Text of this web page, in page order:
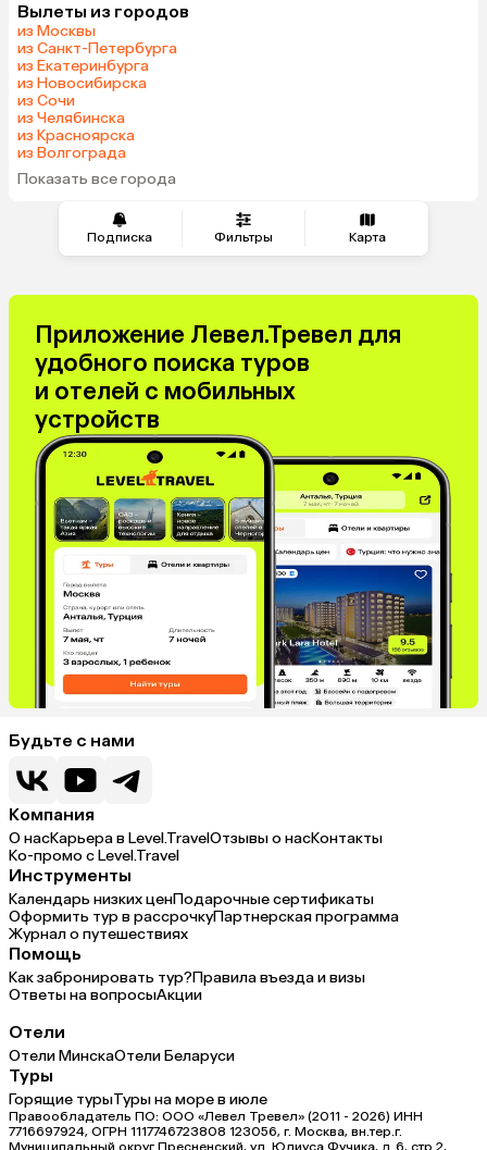
Подписка Фильтры Карта
Саудовская Аравия
Вылеты из городов
из Москвы
из Санкт-Петербурга
из Екатеринбурга
из Новосибирска
из Сочи
из Челябинска
из Красноярска
из Волгограда
Показать все города
Приложение Левел.Тревел для
удобного поиска туров
и отелей с мобильных
устройств
Будьте с нами
Компания
О насКарьера в Level.TravelОтзывы о насКонтакты
Ко-промо с Level.Travel
Инструменты
Календарь низких ценПодарочные сертификаты
Оформить тур в рассрочкуПартнерская программа
Журнал о путешествиях
Помощь
Как забронировать тур?Правила въезда и визы
Ответы на вопросыАкции
Отели
Отели МинскаОтели Беларуси
Туры
Горящие турыТуры на море в июле
Правообладатель ПО: ООО «Левел Тревел» (2011 - 2026) ИНН
7716697924, ОГРН 1117746723808 123056, г. Москва, вн.тер.г.